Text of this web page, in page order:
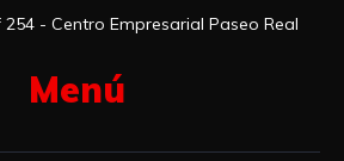
- Centro Empresarial Paseo Real
Menú​